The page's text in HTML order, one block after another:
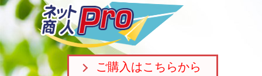
ご購入はこちらから